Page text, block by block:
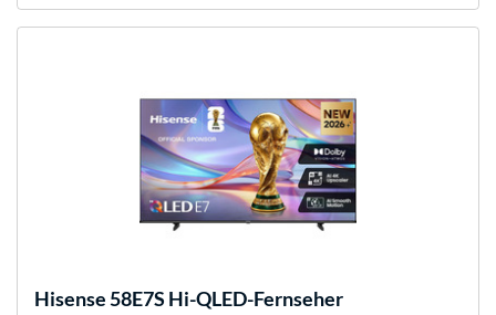
Hisense58E7S Hi-QLED-Fernseher